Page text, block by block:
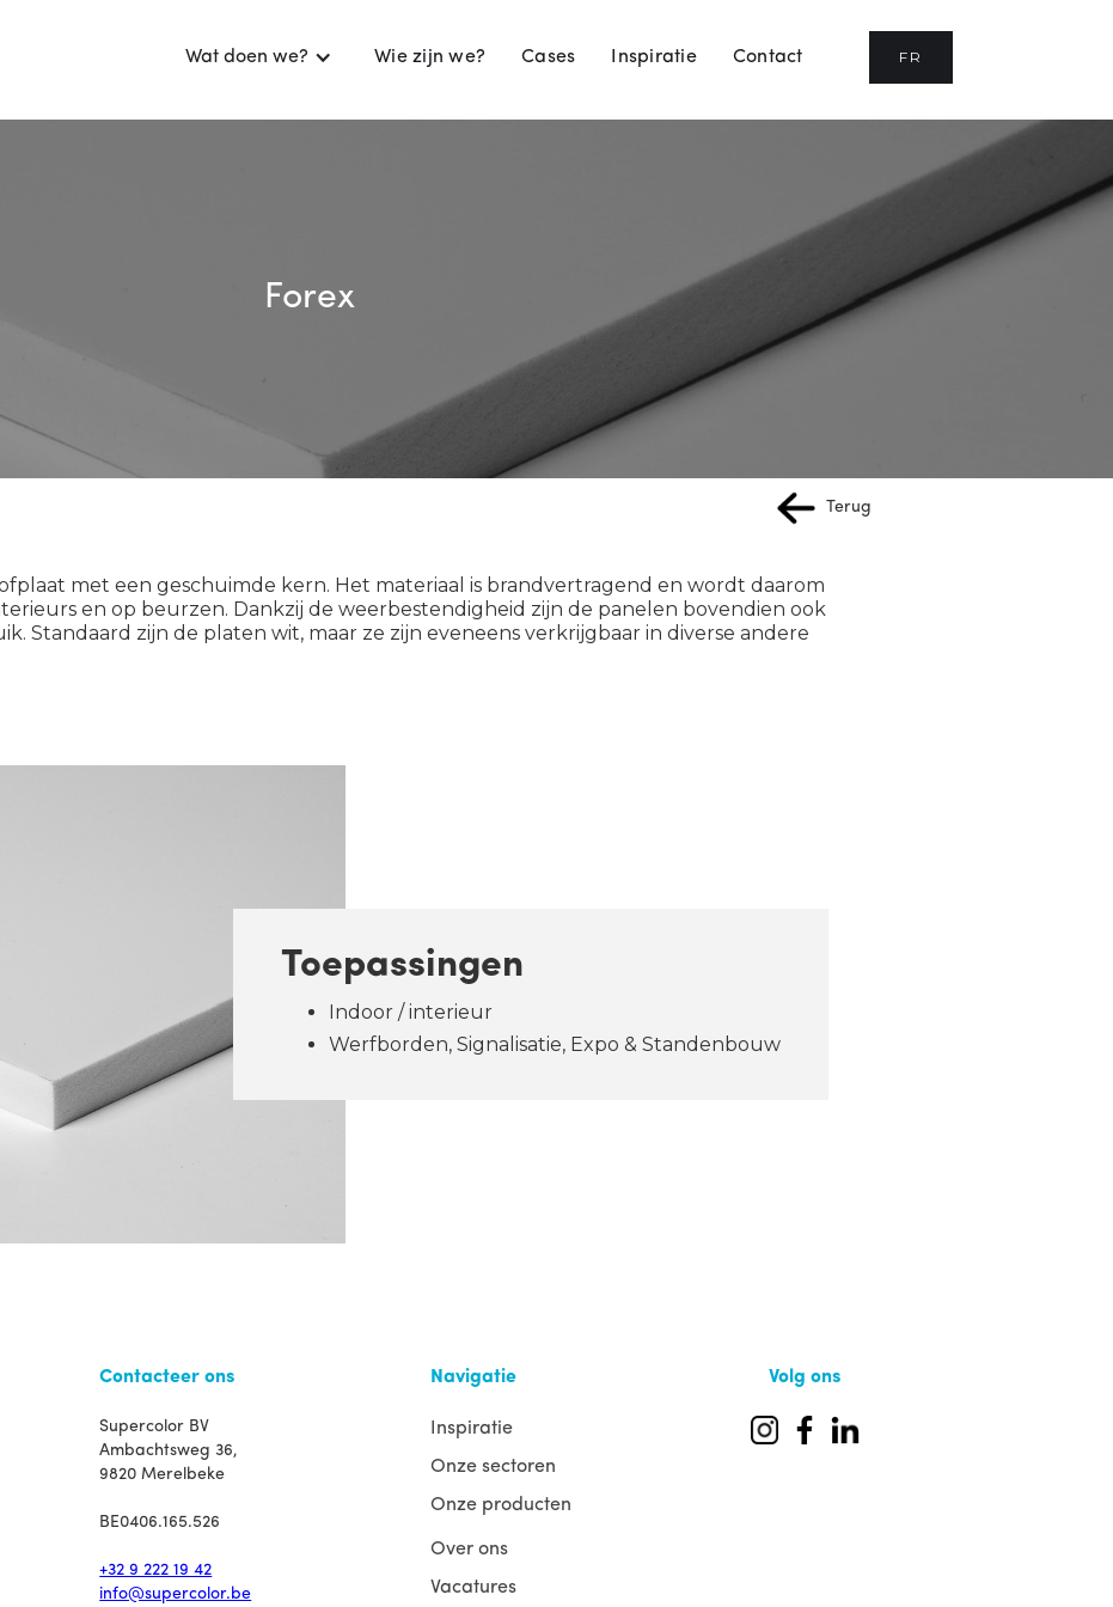
Wat doen we? Wie zijn we? Cases Inspiratie Contact FR
Forex
Terug
met een geschuimde kern. Het materiaal is brandvertragend en wordt daarom
en op beurzen. Dankzij de weerbestendigheid zijn de panelen bovendien ook
Standaard zijn de platen wit, maar ze zijn eveneens verkrijgbaar in diverse andere
Toepassingen
Indoor / interieur
Werfborden, Signalisatie, Expo & Standenbouw
Contacteer ons
Supercolor BV
Ambachtsweg 36,
9820 Merelbeke
BE0406.165.526
+32 9 222 19 42
info@supercolor.be
Navigatie
Inspiratie
Onze sectoren
Onze producten
Over ons
Vacatures
Volg ons